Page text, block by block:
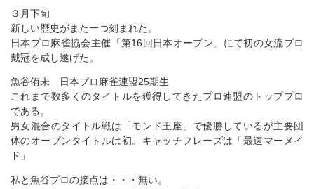
３月下旬
新しい歴史がまた一つ刻まれた。
日本プロ麻雀協会主催「第16回日本オープン」にて初の女流プロ
戴冠を成し遂げた。
魚谷侑未 日本プロ麻雀連盟25期生
これまで数多くのタイトルを獲得してきたプロ連盟のトッププロ
である。
男女混合のタイトル戦は「モンド王座」で優勝しているが主要団
体のオープンタイトルは初。キャッチフレーズは「最速マーメイ
ド」
私と魚谷プロの接点は・・・無い。